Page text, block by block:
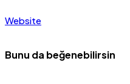
Website
Bunu da beğenebilirsin